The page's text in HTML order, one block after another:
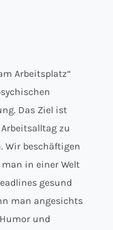
Arbeitsplatz“
Das Ziel ist
zu
Wir beschäftigen
in einer Welt
gesund
man angesichts
und